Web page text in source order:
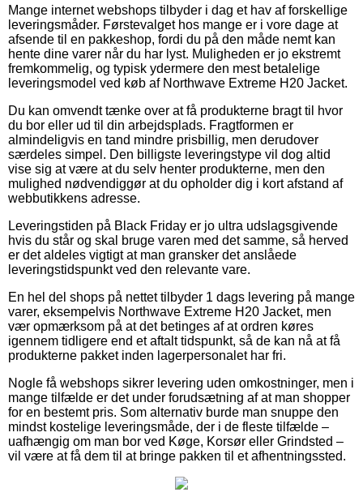
Mange internet webshops tilbyder i dag et hav af forskellige
leveringsmåder. Førstevalget hos mange er i vore dage at
afsende til en pakkeshop, fordi du på den måde nemt kan
hente dine varer når du har lyst. Muligheden er jo ekstremt
fremkommelig, og typisk ydermere den mest betalelige
leveringsmodel ved køb af Northwave Extreme H20 Jacket.
Du kan omvendt tænke over at få produkterne bragt til hvor
du bor eller ud til din arbejdsplads. Fragtformen er
almindeligvis en tand mindre prisbillig, men derudover
særdeles simpel. Den billigste leveringstype vil dog altid
vise sig at være at du selv henter produkterne, men den
mulighed nødvendiggør at du opholder dig i kort afstand af
webbutikkens adresse.
Leveringstiden på Black Friday er jo ultra udslagsgivende
hvis du står og skal bruge varen med det samme, så herved
er det aldeles vigtigt at man gransker det anslåede
leveringstidspunkt ved den relevante vare.
En hel del shops på nettet tilbyder 1 dags levering på mange
varer, eksempelvis Northwave Extreme H20 Jacket, men
vær opmærksom på at det betinges af at ordren køres
igennem tidligere end et aftalt tidspunkt, så de kan nå at få
produkterne pakket inden lagerpersonalet har fri.
Nogle få webshops sikrer levering uden omkostninger, men i
mange tilfælde er det under forudsætning af at man shopper
for en bestemt pris. Som alternativ burde man snuppe den
mindst kostelige leveringsmåde, der i de fleste tilfælde –
uafhængig om man bor ved Køge, Korsør eller Grindsted –
vil være at få dem til at bringe pakken til et afhentningssted.